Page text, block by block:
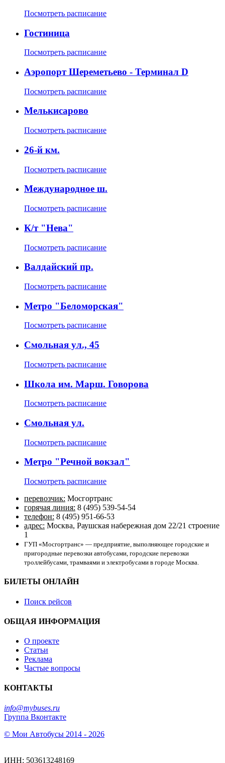
Посмотреть расписание
Гостиница
Посмотреть расписание
Аэропорт Шереметьево - Терминал D
Посмотреть расписание
Мелькисарово
Посмотреть расписание
26-й км.
Посмотреть расписание
Международное ш.
Посмотреть расписание
К/т "Нева"
Посмотреть расписание
Валдайский пр.
Посмотреть расписание
Метро "Беломорская"
Посмотреть расписание
Смольная ул., 45
Посмотреть расписание
Школа им. Марш. Говорова
Посмотреть расписание
Смольная ул.
Посмотреть расписание
Метро "Речной вокзал"
Посмотреть расписание
перевозчик: Мосгортранс
горячая линия: 8 (495) 539-54-54
телефон: 8 (495) 951-66-53
адрес: Москва, Раушская набережная дом 22/21 строение
1
ГУП «Мосгортранс» — предприятие, выполняющее городские и
пригородные перевозки автобусами, городские перевозки
троллейбусами, трамваями и электробусами в городе Москва.
БИЛЕТЫ ОНЛАЙН
Поиск рейсов
ОБЩАЯ ИНФОРМАЦИЯ
О проекте
Статьи
Реклама
Частые вопросы
КОНТАКТЫ
info@mybuses.ru
Группа Вконтакте
© Мои Автобусы 2014 - 2026
ИНН: 503613248169